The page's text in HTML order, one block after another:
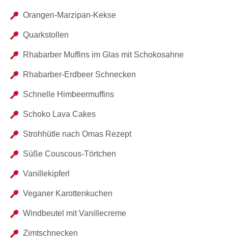
Orangen-Marzipan-Kekse
Quarkstollen
Rhabarber Muffins im Glas mit Schokosahne
Rhabarber-Erdbeer Schnecken
Schnelle Himbeermuffins
Schoko Lava Cakes
Strohhütle nach Omas Rezept
Süße Couscous-Törtchen
Vanillekipferl
Veganer Karottenkuchen
Windbeutel mit Vanillecreme
Zimtschnecken